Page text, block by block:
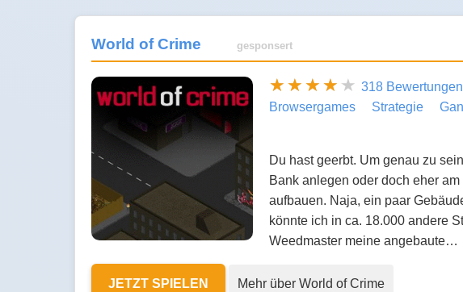
World of Crime gesponsert
318 Bewertungen
Browsergames
Strategie
Du hast geerbt. Um genau zu
Bank anlegen oder doch eher
aufbauen. Naja, ein paar
könnte ich in ca. 18.000 andere
Weedmaster meine angebaute…
JETZT SPIELEN Mehr über World of Crime